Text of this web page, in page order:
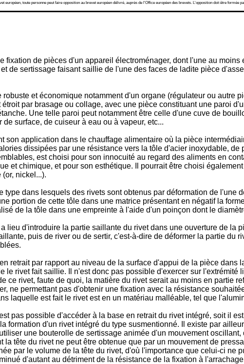
européen, toute personne peut faire opposition au brevet européen délivré, auprès de l'Office européen des brevets. L'opposition doit être
fixation de pièces d'un appareil électroménager, dont l'une au
de sertissage faisant saillie de l'une des faces de ladite pièce
et économique notamment d'un organe (régulateur ou autre
par brasage ou collage, avec une pièce constituant une paroi
Une telle paroi peut notamment être celle d'une cuve de
surface, de cuiseur à eau ou à vapeur, etc...
son application dans le chauffage alimentaire où la pièce
dissipées par une résistance vers la tôle d'acier inoxydable,
est choisi pour son innocuité au regard des aliments en
et chimique, et pour son esthétique. Il pourrait être choisi
nickel...).
dans lesquels des rivets sont obtenus par déformation de l'une
portion de cette tôle dans une matrice présentant en négatif la
de la tôle dans une empreinte à l'aide d'un poinçon dont le
lieu d'introduire la partie saillante du rivet dans une ouverture de la
puis de river ou de sertir, c'est-à-dire de déformer la partie du
retrait par rapport au niveau de la surface d'appui de la pièce dans
le rivet fait saillie. Il n'est donc pas possible d'exercer sur l'extrémité
ce rivet, faute de quoi, la matière du rivet serait au moins en partie
ne permettant pas d'obtenir une fixation avec la résistance
laquelle est fait le rivet est en un matériau malléable, tel que
pas possible d'accéder à la base en retrait du rivet intégré, soit il
formation d'un rivet intégré du type susmentionné. Il existe par
une bouterolle de sertissage animée d'un mouvement
tête du rivet ne peut être obtenue que par un mouvement de
par le volume de la tête du rivet, d'où l'importance que celui-ci ne
d'autant au détriment de la résistance de la fixation à